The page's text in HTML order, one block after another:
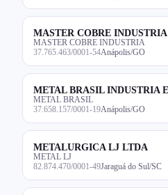
MASTER COBRE
MASTER COBRE INDUSTRIA
37.765.463/0001-54Anápolis/GO
METAL BRASIL INDUSTRIA
METAL BRASIL
37.658.157/0001-19Anápolis/GO
METALURGICA LJ LTDA
METAL LJ
82.874.470/0001-49Jaraguá do Sul/SC